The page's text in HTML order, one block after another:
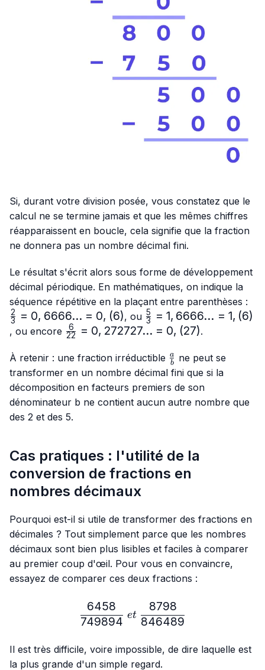
Si, durant votre division posée, vous constatez que le
calcul ne se termine jamais et que les mêmes chiffres
réapparaissent en boucle, cela signifie que la fraction
ne donnera pas un nombre décimal fini.
Le résultat s'écrit alors sous forme de développement
décimal périodique. En mathématiques, on indique la
séquence répétitive en la plaçant entre parenthèses :
3
2 = 0, 6666... = 0, (6), ou \frac{5}
{3}=
= 1,(6)
3
5 = 1, 6666... = 1, (6)
, ou encore \frac{6}
= 0,(27)
22
6 = 0, 272727... = 0, (27).
À retenir : une fraction irréductible \frac{a}
{b}
b
a
ne peut se
transformer en un nombre décimal fini que si la
décomposition en facteurs premiers de son
dénominateur b ne contient aucun autre nombre que
des 2 et des 5.
Cas pratiques : l'utilité de la
conversion de fractions en
nombres décimaux
Pourquoi est-il si utile de transformer des fractions en
décimales ? Tout simplement parce que les nombres
décimaux sont bien plus lisibles et faciles à comparer
au premier coup d'œil. Pour vous en convaincre,
essayez de comparer ces deux fractions :
\frac{6458}{749894} \
749894
6458
et 846489
8798
Il est très difficile, voire impossible, de dire laquelle est
la plus grande d'un simple regard.